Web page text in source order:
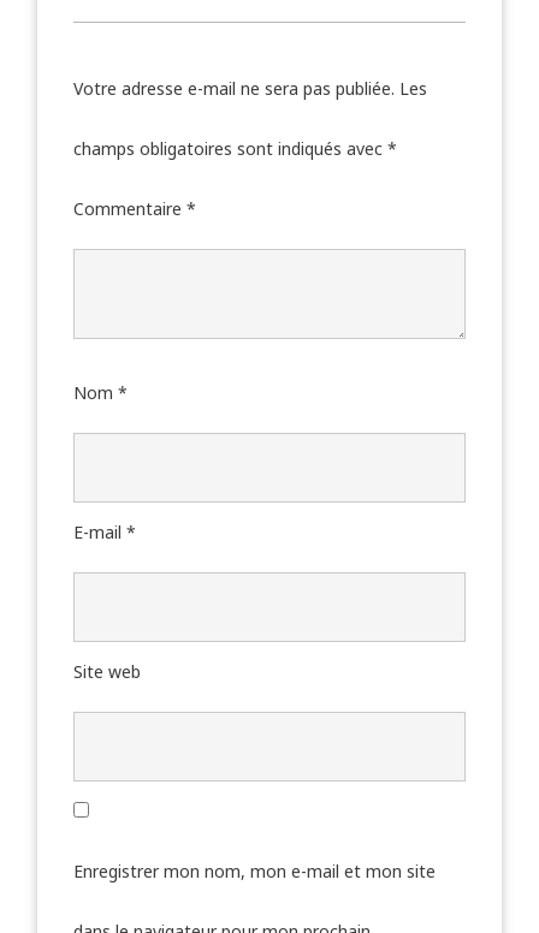
Votre adresse e-mail ne sera pas publiée. Les
champs obligatoires sont indiqués avec *
Commentaire *
Nom *
E-mail *
Site web
Enregistrer mon nom, mon e-mail et mon site